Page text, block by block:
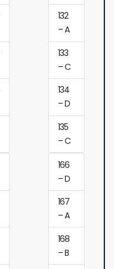
132
– A
133
– C
134
– D
135
– C
166
– D
167
– A
168
– B